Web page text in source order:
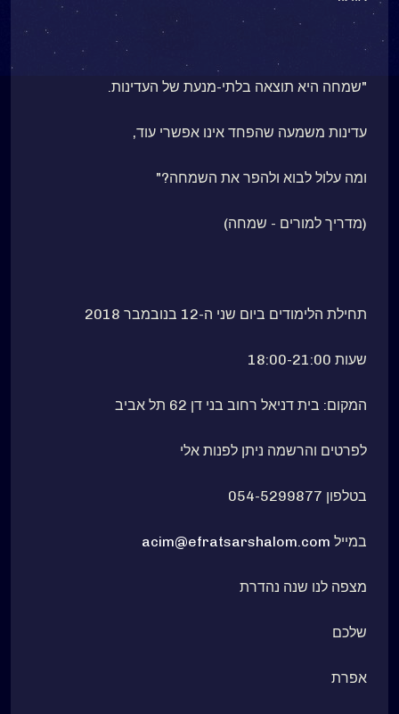
"שמחה היא תוצאה בלתי-מנעת של העדינות.
עדינות משמעה שהפחד אינו אפשרי עוד,
ומה עלול לבוא ולהפר את השמחה?"
(מדריך למורים - שמחה)
תחילת הלימודים ביום שני ה-12 בנובמבר 2018
שעות 18:00-21:00
המקום: בית דניאל רחוב בני דן 62 תל אביב
לפרטים והרשמה ניתן לפנות אלי
בטלפון 054-5299877
במייל acim@efratsarshalom.com
מצפה לנו שנה נהדרת
שלכם
אפרת